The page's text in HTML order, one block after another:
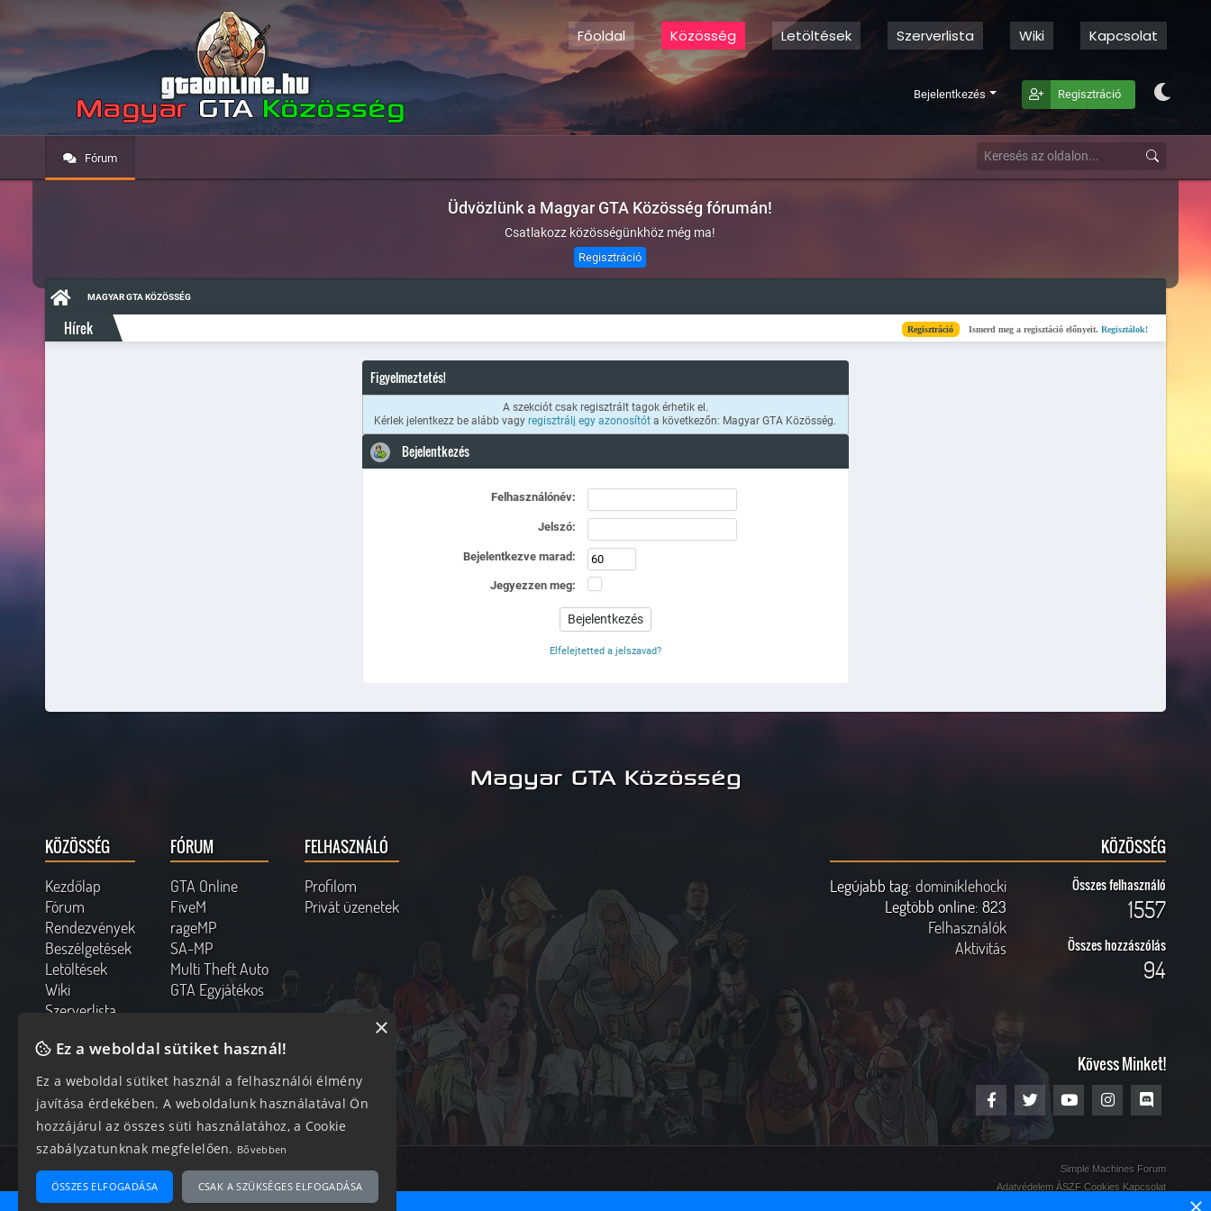
Főoldal Közösség Letöltések Szerverlista Wiki Kapcsolat
Bejelentkezés Regisztráció
Fórum
Üdvözlünk a Magyar GTA Közösség fórumán!
Csatlakozz közösségünkhöz még ma!
Regisztráció
MAGYAR GTA KÖZÖSSÉG
Hírek Regisztráció Ismerd meg a regisztáció előnyeit. Regisztálok! Kész
Figyelmeztetés!
A szekciót csak regisztrált tagok érhetik el.
Kérlek jelentkezz be alább vagyregisztrálj egy azonosítót a következőn: Magyar GTA Közösség.
Bejelentkezés
Felhasználónév:
Jelszó:
Bejelentkezve marad:
Jegyezzen meg:
Elfelejtetted a jelszavad?
Magyar GTA Közösség
KÖZÖSSÉG
Kezdőlap
Fórum
Rendezvények
Beszélgetések
Letöltések
Wiki
Szerverlista
FÓRUM
GTA Online
FiveM
rageMP
SA-MP
Multi Theft Auto
GTA Egyjátékos
FELHASZNÁLÓ
Profilom
Privát üzenetek
KÖZÖSSÉG
Legújabb tag: dominiklehocki
Legtöbb online: 823
Felhasználók
Aktivitás
Összes felhasználó
1557
Összes hozzászólás
94
Online felhasználók
290 vendég, 0 tag
Kövess Minket!
Az oldal 0.051 másodperc alatt készült el 15 lekéréssel.
Simple Machines Forum
Adatvédelem ÁSZF Cookies Kapcsolat
Ez a weboldal sütiket használ!
Ez a weboldal sütiket használ a felhasználói élmény
javítása érdekében. A weboldalunk használatával Ön
hozzájárul az összes süti használatához, a Cookie
szabályzatunknak megfelelően. Bővebben
ÖSSZES ELFOGADÁSA CSAK A SZÜKSÉGES ELFOGADÁSA
×